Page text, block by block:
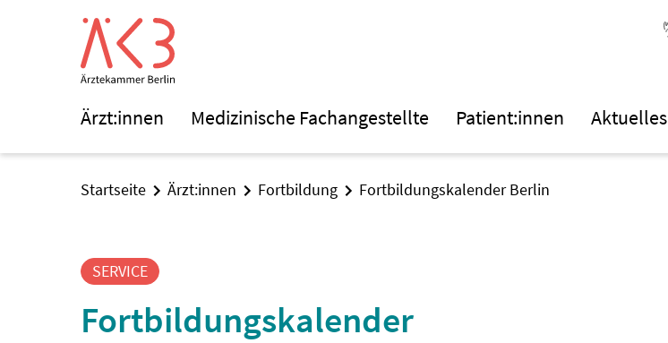
Ärzt:innen Medizinische Fachangestellte Patient:innen Aktuelles
Startseite Ärzt:innen Fortbildung Fortbildungskalender Berlin
SERVICE
Fortbildungskalender